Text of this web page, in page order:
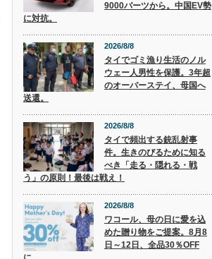
9000バーツから。中国EV勢
に対抗。
2026/8/8
タイでゴミ漁り生活のノル
ウェー人男性を保護。3年超
のオーバーステイ、母国へ
送還。
2026/8/8
タイで頻出する銃乱射事
件。生きのびるために知る
べき「走る・隠れる・戦
う」の原則！最後は戦え！
2026/8/8
ワコール、母の日に愛を込
めた贈り物をご提案。8月8
日～12日、全品30％OFF